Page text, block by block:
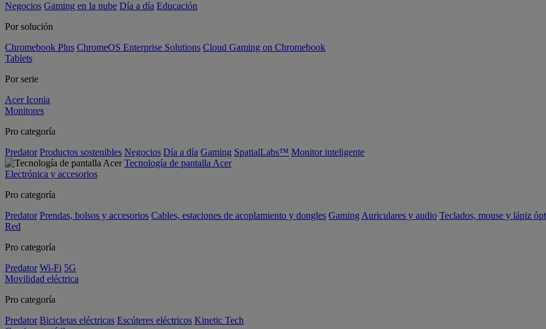
Negocios Gaming en la nube Día a día Educación
Por solución
Chromebook Plus ChromeOS Enterprise Solutions Cloud Gaming on Chromebook
Tablets
Por serie
Acer Iconia
Monitores
Pro categoría
Predator Productos sostenibles Negocios Día a día Gaming SpatialLabs™ Monitor inteligente
Tecnología de pantalla Acer
Electrónica y accesorios
Pro categoría
Predator Prendas, bolsos y accesorios Cables, estaciones de acoplamiento y dongles Gaming Auriculares y audio Teclados, mouse y lápiz
Red
Pro categoría
Predator Wi-Fi 5G
Movilidad eléctrica
Pro categoría
Predator Bicicletas eléctricas Escúteres eléctricos Kinetic Tech